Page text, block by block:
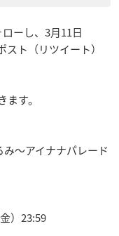
ーし、3月11日
スト（リツイート）
す。
～アイナナパレード
）23:59